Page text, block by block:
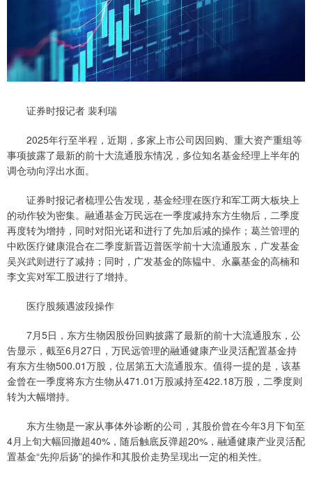
证券时报记者 裴利瑞
2025年行至半程，近期，多家上市公司因回购、重大资产重组等
事项披露了最新的前十大流通股东情况，多位知名基金经理上半年的
调仓动向浮出水面。
证券时报记者梳理公告发现，基金经理在医疗和军工两大板块上
的动作较为密集。融通基金万民远在一季度减持东方生物后，二季度
再度转为增持，同时对阳光诺和进行了先加后减的操作；葛兰管理的
中欧医疗健康混合在二季度新晋迈普医学前十大流通股东，广发基金
吴兴武则进行了减持；同时，广发基金的陈韫中、永赢基金的高楠和
李文宾对军工股进行了增持。
医疗股频遇波段操作
7月5日，东方生物因股份回购披露了最新的前十大流通股东，公
告显示，截至6月27日，万民远管理的融通健康产业灵活配置基金持
有东方生物500.01万股，位居第五大流通股东。值得一提的是，该基
金曾在一季度将东方生物从471.01万股减持至422.18万股，二季度则
转为大幅增持。
东方生物是一家从事体外诊断的公司，其股价曾在今年3月下旬至
4月上旬大幅回撤超40%，随后触底反弹超20%，融通健康产业灵活配
置基金“先抑后扬”的操作和其股价走势呈现出一定的相关性。